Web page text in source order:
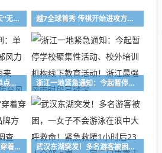
WorkBuddy通过联想开天“无界”兼容方案，落地国产AIPC 越7全球首秀 传祺开始进攻方盒子越野
台风“白海豚”最新研判：单点降雨具有极端性，局部风力或超“巴威”，暴雨大暴雨来袭，安徽全省16市启动防台风四级应急响应 浙江一地紧急通知：今起暂停学校聚集性活动、校外培训机构线下教育活动！浙江最强风雨时段已锁定
女子称名创优品内裤“穿着穿着掉了”让其颜面尽失 品牌方客服回应：已启动紧急调查 武汉东湖突发！多名游客被困，一女子不会游泳在浪中大呼救命！紧急救援1小时后23人全部上岸，一家三口执意支付“救援费”被民警微笑婉拒